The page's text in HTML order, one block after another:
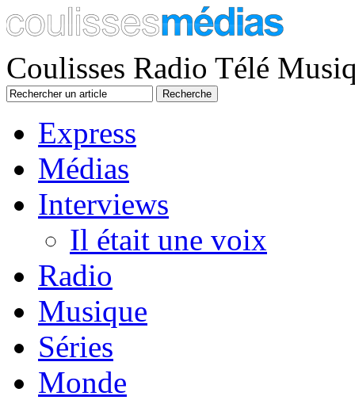
Coulisses Radio Télé
Express
Médias
Interviews
Il était une voix
Radio
Musique
Séries
Monde